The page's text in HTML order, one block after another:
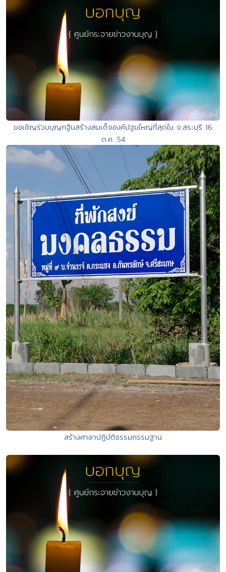
ขอเชิญร่วมบุญกฐินสร้างสมเด็จองค์ปฐมใหญ่ที่สุดใน จ.สระบุรี 16
ต.ค. 54
สร้างศาลาปฏิบัติธรรมกรรมฐาน